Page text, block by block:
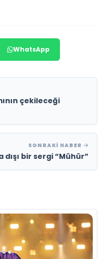
da bu düstur ile
çok kısa sürede
için sahnemize
söylemeleri
bir
ediyor” dedi.
watch?
Savaş Köysu